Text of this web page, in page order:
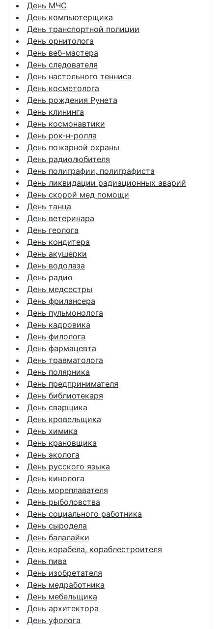
День МЧС
День компьютерщика
День транспортной полиции
День орнитолога
День веб-мастера
День следователя
День настольного тенниса
День косметолога
День рождения Рунета
День клининга
День космонавтики
День рок-н-ролла
День пожарной охраны
День радиолюбителя
День полиграфии, полиграфиста
День ликвидации радиационных аварий
День скорой мед помощи
День танца
День ветеринара
День геолога
День кондитера
День акушерки
День водолаза
День радио
День медсестры
День фрилансера
День пульмонолога
День кадровика
День филолога
День фармацевта
День травматолога
День полярника
День предпринимателя
День библиотекаря
День сварщика
День кровельщика
День химика
День крановщика
День эколога
День русского языка
День кинолога
День мореплавателя
День рыболовства
День социального работника
День сыродела
День балалайки
День корабела, кораблестроителя
День пива
День изобретателя
День медработника
День мебельщика
День архитектора
День уфолога